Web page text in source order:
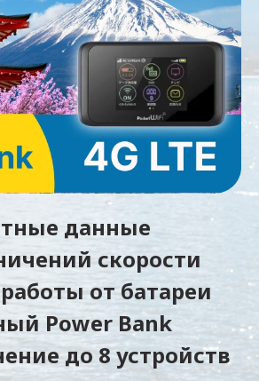
данные
скорости
от батареи
Power Bank
до 8 устройств